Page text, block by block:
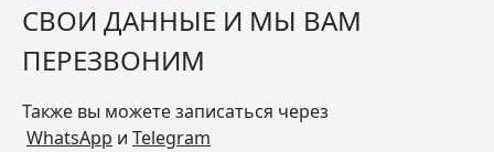
СВОИ ДАННЫЕ И МЫ ВАМ
ПЕРЕЗВОНИМ
Также вы можете записаться через
WhatsApp и Telegram